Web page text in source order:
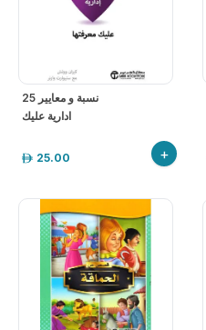
25 نسبة و معايير
ادارية عليك
25.00 +